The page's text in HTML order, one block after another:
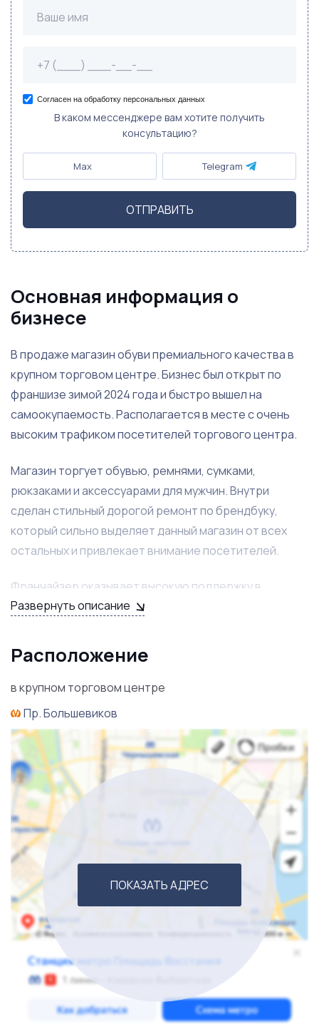
Согласен на обработку персональных данных
В каком мессенджере вам хотите получить
консультацию?
Max Telegram
ОТПРАВИТЬ
Основная информация о
бизнесе
В продаже магазин обуви премиального качества в
крупном торговом центре. Бизнес был открыт по
франшизе зимой 2024 года и быстро вышел на
самоокупаемость. Располагается в месте с очень
высоким трафиком посетителей торгового центра.
Магазин торгует обувью, ремнями, сумками,
рюкзаками и аксессуарами для мужчин. Внутри
сделан стильный дорогой ремонт по брендбуку,
который сильно выделяет данный магазин от всех
остальных и привлекает внимание посетителей.
Франчайзер оказывает высокую поддержку в
управлении, маркетинге и обучении персонала.
стоимость бизнеса и оплачивать его новому
владельцу не потребуется.
очень хорошо обучены продажам. Фонд оплаты труда
- 150 000 рублей.
В стоимость продажи входит товарный остаток на 6
500 000 рублей, оборудование и мебель на 800 000
рублей, депозит по аренде на 1 300 000 рублей. С
торговым центром заключен долгосрочный договор
аренды. Собственник будет готов оказывать
поддержку новому владельцу бизнеса после
продажи.
Развернуть описание
Расположение
в крупном торговом центре
Пр. Большевиков
ПОКАЗАТЬ АДРЕС